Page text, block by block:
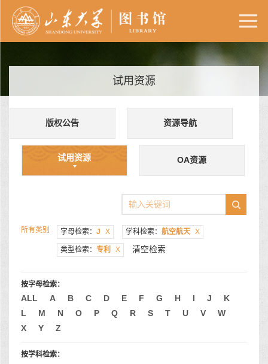
试用资源
版权公告 资源导航
试用资源 OA资源
所有类别 字母检索： J X 学科检索： 航空航天 X
类型检索： 专利 X 清空检索
按字母检索：
ALL A B C D E F G H I J
K
L
M N O P Q R S T U V
W
X
Y Z
按学科检索：